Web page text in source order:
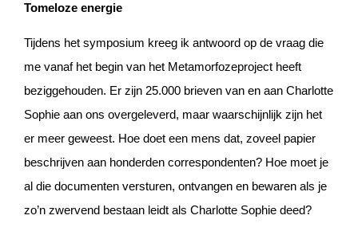
Tomeloze energie
Tijdens het symposium kreeg ik antwoord op de vraag die
me vanaf het begin van het Metamorfozeproject heeft
beziggehouden. Er zijn 25.000 brieven van en aan Charlotte
Sophie aan ons overgeleverd, maar waarschijnlijk zijn het
er meer geweest. Hoe doet een mens dat, zoveel papier
beschrijven aan honderden correspondenten? Hoe moet je
al die documenten versturen, ontvangen en bewaren als je
zo’n zwervend bestaan leidt als Charlotte Sophie deed?